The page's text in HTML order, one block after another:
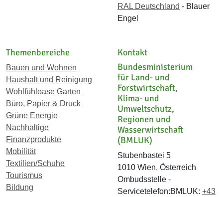
RAL Deutschland - Blauer
Engel
Themenbereiche
Bauen und Wohnen
Haushalt und Reinigung
Wohlfühloase Garten
Büro, Papier & Druck
Grüne Energie
Nachhaltige
Finanzprodukte
Mobilität
Textilien/Schuhe
Tourismus
Bildung
Kontakt
Bundesministerium
für Land- und
Forstwirtschaft,
Klima- und
Umweltschutz,
Regionen und
Wasserwirtschaft
(BMLUK)
Stubenbastei 5
1010 Wien, Österreich
Ombudsstelle -
Servicetelefon:BMLUK: +43